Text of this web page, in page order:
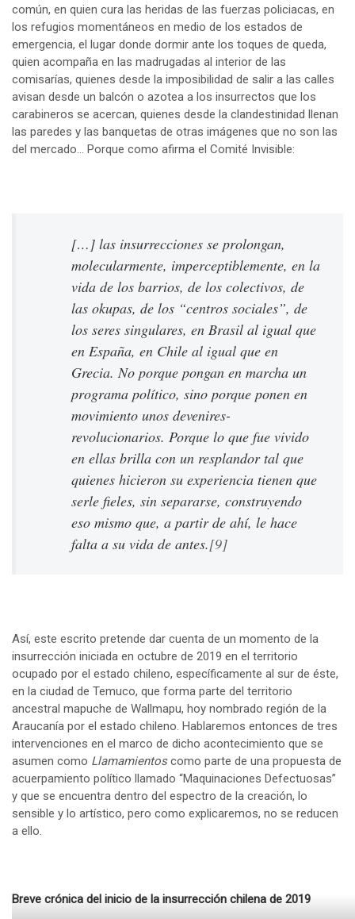
común, en quien cura las heridas de las fuerzas policiacas, en
los refugios momentáneos en medio de los estados de
emergencia, el lugar donde dormir ante los toques de queda,
quien acompaña en las madrugadas al interior de las
comisarías, quienes desde la imposibilidad de salir a las calles
avisan desde un balcón o azotea a los insurrectos que los
carabineros se acercan, quienes desde la clandestinidad llenan
las paredes y las banquetas de otras imágenes que no son las
del mercado… Porque como afirma el Comité Invisible:
[…] las insurrecciones se prolongan,
molecularmente, imperceptiblemente, en la
vida de los barrios, de los colectivos, de
las okupas, de los “centros sociales”, de
los seres singulares, en Brasil al igual que
en España, en Chile al igual que en
Grecia. No porque pongan en marcha un
programa político, sino porque ponen en
movimiento unos devenires-
revolucionarios. Porque lo que fue vivido
en ellas brilla con un resplandor tal que
quienes hicieron su experiencia tienen que
serle fieles, sin separarse, construyendo
eso mismo que, a partir de ahí, le hace
falta a su vida de antes.[9]
Así, este escrito pretende dar cuenta de un momento de la
insurrección iniciada en octubre de 2019 en el territorio
ocupado por el estado chileno, específicamente al sur de éste,
en la ciudad de Temuco, que forma parte del territorio
ancestral mapuche de Wallmapu, hoy nombrado región de la
Araucanía por el estado chileno. Hablaremos entonces de tres
intervenciones en el marco de dicho acontecimiento que se
asumen como Llamamientoscomo parte de una propuesta de
acuerpamiento político llamado “Maquinaciones Defectuosas”
y que se encuentra dentro del espectro de la creación, lo
sensible y lo artístico, pero como explicaremos, no se reducen
a ello.
Breve crónica del inicio de la insurrección chilena de 2019